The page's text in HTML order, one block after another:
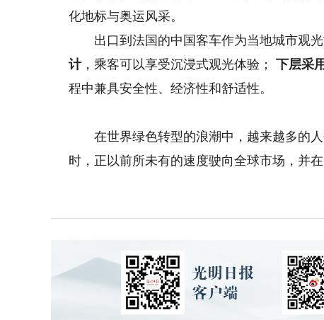
化地标与奥运风采。
出口到法国的中国客车作为当地城市观光
计，乘客可以享受沉浸式观光体验； 下层采
程中兼具安全性、经济性和舒适性。
在世界绿色转型的浪潮中，越来越多的人
时，正以前所未有的速度驶向全球市场，并